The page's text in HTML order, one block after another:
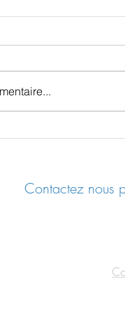
carburants :
Contactez nous